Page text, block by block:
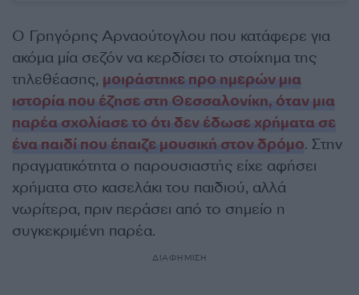
Ο Γρηγόρης Αρναούτογλου που κατάφερε για
ακόμα μία σεζόν να κερδίσει το στοίχημα της
τηλεθέασης, μοιράστηκε προ ημερών μια
ιστορία που έζησε στη Θεσσαλονίκη, όταν μια
παρέα σχολίασε το ότι δεν έδωσε χρήματα σε
ένα παιδί που έπαιζε μουσική στον δρόμο. Στην
πραγματικότητα ο παρουσιαστής είχε αφήσει
χρήματα στο κασελάκι του παιδιού, αλλά
νωρίτερα, πριν περάσει από το σημείο η
συγκεκριμένη παρέα.
ΔΙΑΦΗΜΙΣΗ